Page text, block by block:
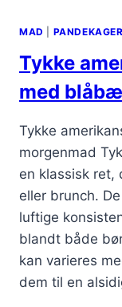
MAD PANDEKAGER
Tykke
med
Tykke
morgenmad
en klassisk ret,
eller brunch.
luftige
blandt både
kan varieres
dem til en